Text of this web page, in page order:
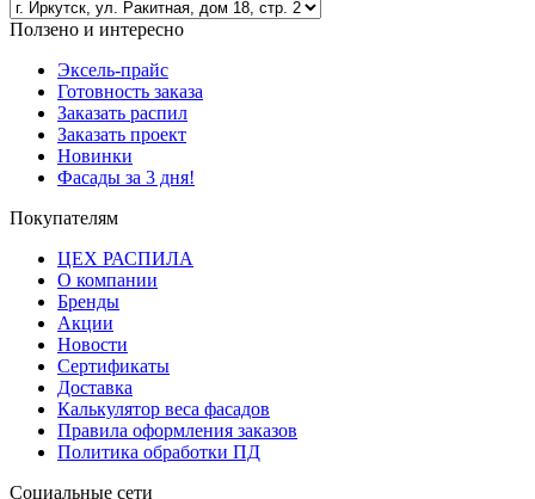
Ползено и интересно
Эксель-прайс
Готовность заказа
Заказать распил
Заказать проект
Новинки
Фасады за 3 дня!
Покупателям
ЦЕХ РАСПИЛА
О компании
Бренды
Акции
Новости
Сертификаты
Доставка
Калькулятор веса фасадов
Правила оформления заказов
Политика обработки ПД
Социальные сети